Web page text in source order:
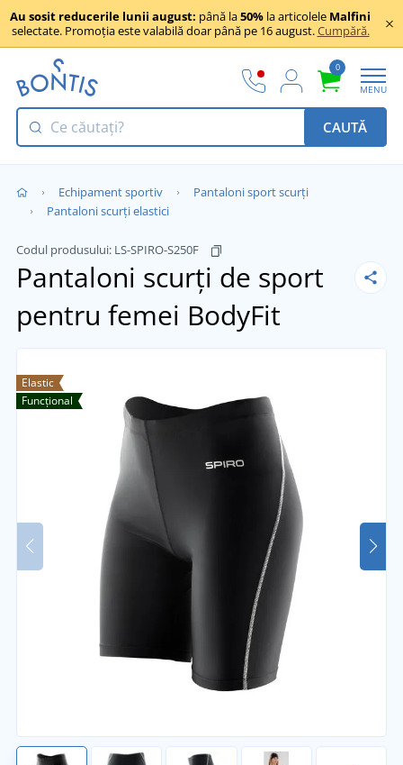
Au sosit reducerile lunii august: până la50% la articolele Malfini
selectate. Promoția este valabilă doar până pe 16 august.Cumpără.
0
MENU
CAUTĂ
Echipament sportiv
Pantaloni sport scurți
Pantaloni scurți elastici
Codul produsului: LS-SPIRO-S250F
Pantaloni scurți de sport
pentru femei BodyFit
Elastic
Funcțional